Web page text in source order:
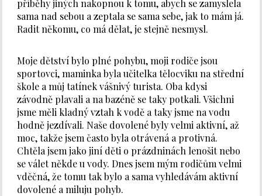
příběhy jiných nakopnou k tomu, abych se zamyslela
sama nad sebou a zeptala se sama sebe, jak to mám já.
Radit někomu, co má dělat, je stejně nesmysl.
Moje dětství bylo plné pohybu, moji rodiče jsou
sportovci, maminka byla učitelka tělocviku na střední
škole a můj tatínek vášnivý turista. Oba kdysi
závodně plavali a na bazéně se taky potkali. Všichni
jsme měli kladný vztah k vodě a taky jsme na vodu
hodně jezdívali. Naše dovolené byly velmi aktivní, až
moc, takže jsem často byla otrávená a protivná.
Chtěla jsem jako jiní děti o prázdninách lenošit nebo
se válet někde u vody. Dnes jsem mým rodičům velmi
vděčná, že tomu tak bylo a sama vyhledávám aktivní
dovolené a miluju pohyb.